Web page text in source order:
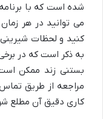
شده است که با
می توانید در هر
کنید و لحظات شیرینی
به ذکر است که در
بستنی زند ممکن است
مراجعه از طریق
کاری دقیق آن مطلع